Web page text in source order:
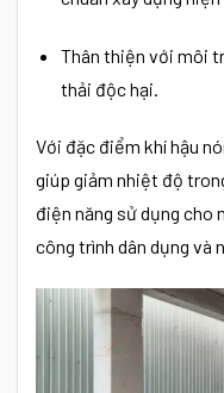
Thân thiện với môi
thải độc hại.
Với đặc điểm khí hậu
giúp giảm nhiệt độ
điện năng sử dụng cho
công trình dân dụng và